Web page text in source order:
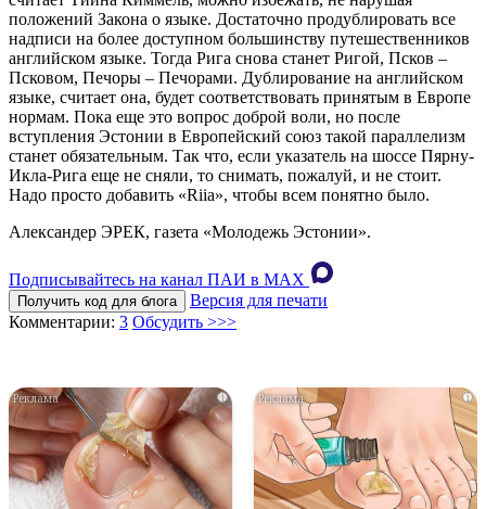
положений Закона о языке. Достаточно продублировать все
надписи на более доступном большинству путешественников
английском языке. Тогда Рига снова станет Ригой, Псков –
Псковом, Печоры – Печорами. Дублирование на английском
языке, считает она, будет соответствовать принятым в Европе
нормам. Пока еще это вопрос доброй воли, но после
вступления Эстонии в Европейский союз такой параллелизм
станет обязательным. Так что, если указатель на шоссе Пярну-
Икла-Рига еще не сняли, то снимать, пожалуй, и не стоит.
Надо просто добавить «Riia», чтобы всем понятно было.
Александер ЭРЕК, газета «Молодежь Эстонии».
Подписывайтесь на канал ПАИ в MAХ
Получить код для блога
Версия для печати
Комментарии: 3 Обсудить >>>
i i